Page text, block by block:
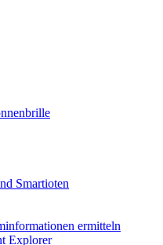
Smartioten
ermitteln
Explorer